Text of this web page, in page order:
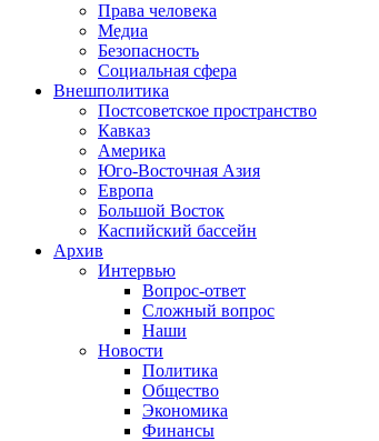
Права человека
Медиа
Безопасность
Социальная сфера
Внешполитика
Постсоветское пространство
Кавказ
Америка
Юго-Восточная Азия
Европа
Большой Восток
Каспийский бассейн
Архив
Интервью
Вопрос-ответ
Сложный вопрос
Наши
Новости
Политика
Общество
Экономика
Финансы